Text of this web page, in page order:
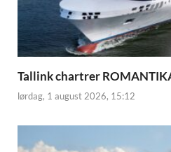
Tallink chartrer
lørdag, 1 august 2026, 15:12